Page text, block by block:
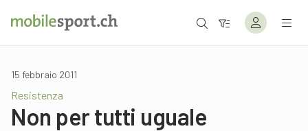
15 febbraio 2011
Resistenza
Non per tutti uguale